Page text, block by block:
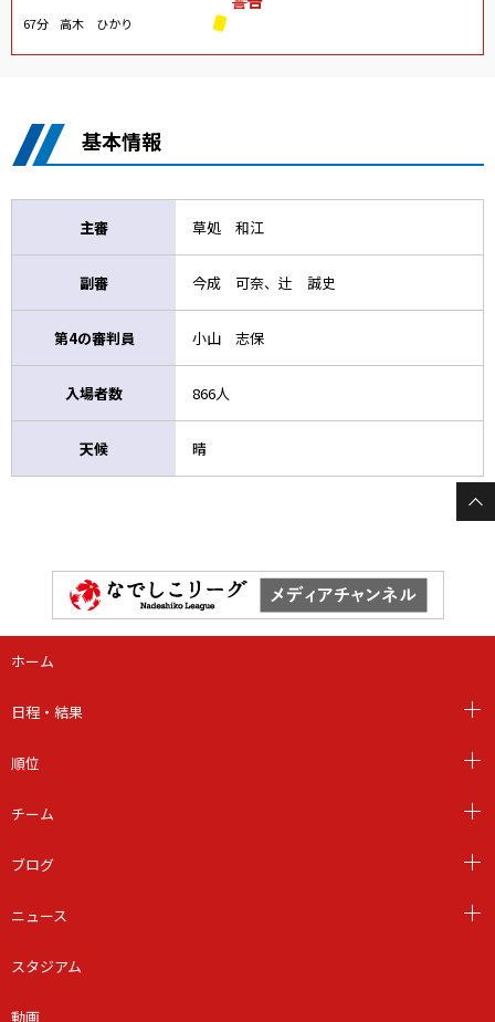
67分 高木 ひかり
基本情報
主審 草処 和江
副審 今成 可奈、辻 誠史
第4の審判員 小山 志保
入場者数 866人
天候 晴
ホーム
日程・結果
順位
チーム
ブログ
ニュース
スタジアム
動画